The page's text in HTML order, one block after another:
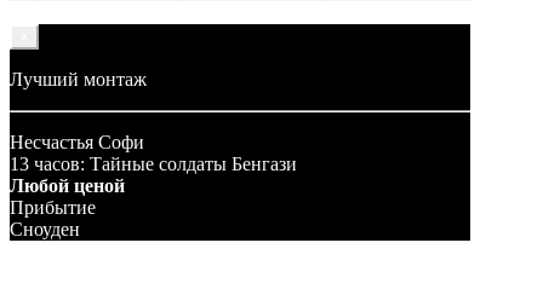
Лучший монтаж
Несчастья Софи
13 часов: Тайные солдаты Бенгази
Любой ценой
Прибытие
Сноуден